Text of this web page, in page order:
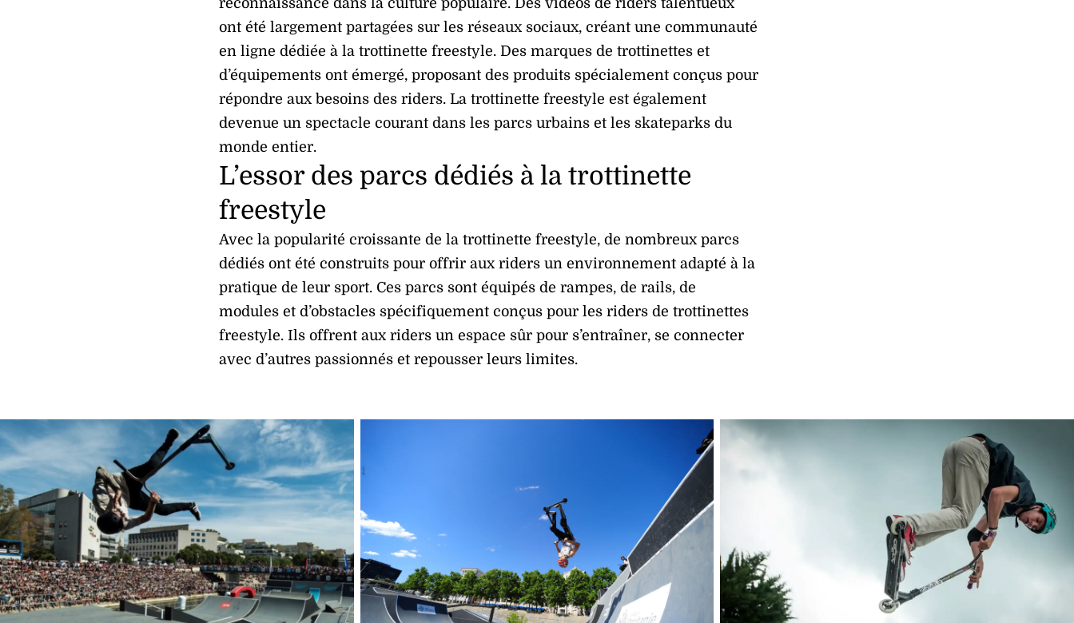
ont été largement partagées sur les réseaux sociaux, créant une communauté
en ligne dédiée à la trottinette freestyle. Des marques de trottinettes et
d’équipements ont émergé, proposant des produits spécialement conçus pour
répondre aux besoins des riders. La trottinette freestyle est également
devenue un spectacle courant dans les parcs urbains et les skateparks du
monde entier.
L’essor des parcs dédiés à la trottinette
freestyle
Avec la popularité croissante de la trottinette freestyle, de nombreux parcs
dédiés ont été construits pour offrir aux riders un environnement adapté à la
pratique de leur sport. Ces parcs sont équipés de rampes, de rails, de
modules et d’obstacles spécifiquement conçus pour les riders de trottinettes
freestyle. Ils offrent aux riders un espace sûr pour s’entraîner, se connecter
avec d’autres passionnés et repousser leurs limites.